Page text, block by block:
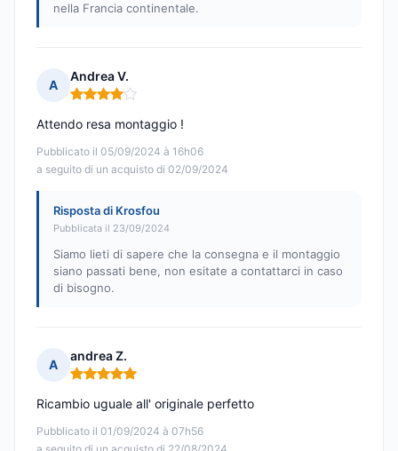
nella Francia continentale.
A
Andrea V.
Nota: 4 su 5
Pubblicato il 05/09/2024 à 16h06
a seguito di un acquisto di 02/09/2024
Attendo resa montaggio !
Risposta di Krosfou
Pubblicata il 23/09/2024
Siamo lieti di sapere che la consegna e il montaggio
siano passati bene, non esitate a contattarci in caso
di bisogno.
A
andrea Z.
Nota: 5 su 5
Pubblicato il 01/09/2024 à 07h56
Ricambio uguale all' originale perfetto